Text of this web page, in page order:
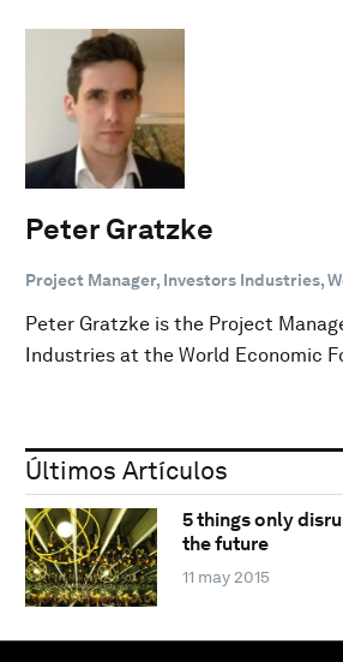
Peter Gratzke
Project Manager, Investors Industries,
Peter Gratzke is the Project
Industries at the World Economic
Últimos Artículos
5 things only
the future
11 may 2015